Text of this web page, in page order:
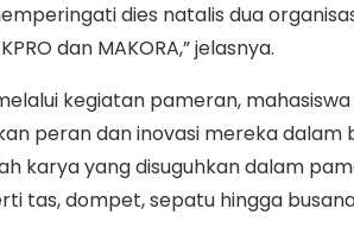
dies natalis dua
dan MAKORA,” jelasnya.
kegiatan pameran,
peran dan inovasi mereka dalam
karya yang disuguhkan dalam
tas, dompet, sepatu hingga